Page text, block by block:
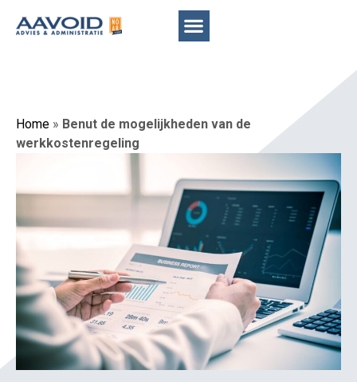
Home » Benut de mogelijkheden van de
werkkostenregeling